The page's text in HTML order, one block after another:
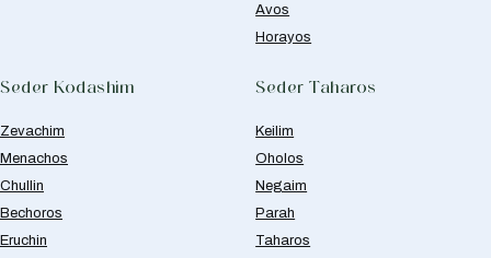
Avos
Horayos
Seder Kodashim
Zevachim
Menachos
Chullin
Bechoros
Eruchin
Seder Taharos
Keilim
Oholos
Negaim
Parah
Taharos